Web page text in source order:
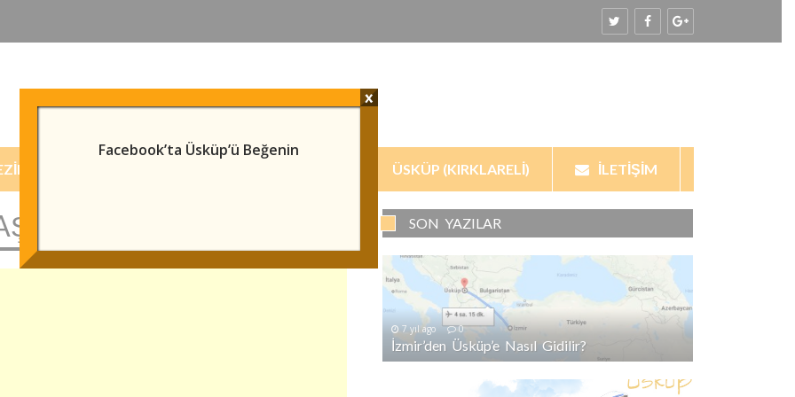
GÖRÜLECEK YERLER ÜSKÜP (KIRKLARELI) İLETIŞIM
SON YAZILAR
7 yıl ago 0
İzmir’den Üsküp’e Nasıl Gidilir?
Facebook’ta Üsküp’ü Beğenin
x